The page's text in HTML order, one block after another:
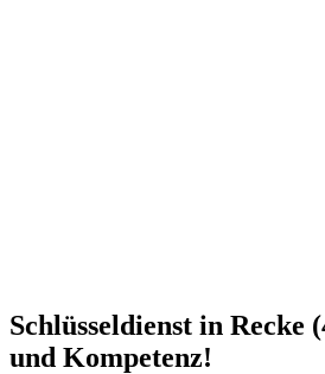
Schlüsseldienst in Recke
und Kompetenz!